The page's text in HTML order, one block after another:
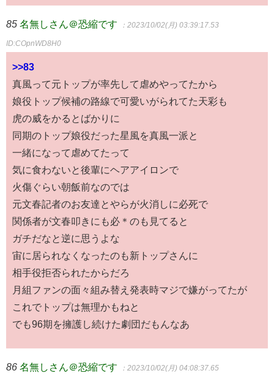
85 名無しさん＠恐縮です ：2023/10/02(月) 03:39:17.53
ID:COpnWD8H0
>>83
真風って元トップが率先して虐めやってたから
娘役トップ候補の路線で可愛いがられてた天彩も
虎の威をかるとばかりに
同期のトップ娘役だった星風を真風一派と
一緒になって虐めてたって
気に食わないと後輩にヘアアイロンで
火傷ぐらい朝飯前なのでは
元文春記者のお友達とやらが火消しに必死で
関係者が文春叩きにも必＊のも見てると
ガチだなと逆に思うよな
宙に居られなくなったのも新トップさんに
相手役拒否られたからだろ
月組ファンの面々組み替え発表時マジで嫌がってたが
これでトップは無理かもねと
でも96期を擁護し続けた劇団だもんなあ
86 名無しさん＠恐縮です ：2023/10/02(月) 04:08:37.65